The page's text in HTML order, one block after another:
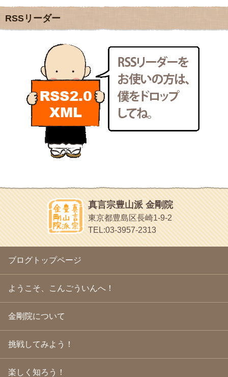
2011年10月(31)
2011年9月(24)
2011年8月(21)
2011年6月(13)
2011年5月
2011年4月
(17)
2011年3月(15)
2011年2月(22)
2011年1月(22)
2010年12月(21)
2010年11月
(14)
2010年9月(16)
(13)
2010年5月(22)
2010年4月(25)
2010年3月(22)
2010年2月
(23)
2010年1月(23)
2009年12月(18)
2009年10月(20)
2009年9月(20)
2009年8月 (18)
2009年7月
(21)
2009年6月(22)
2009年5月(20)
2009年2月(19)
2009年1月(25)
2008年12月 (22)
地域のライターさんです
小豆島 圓満寺
新聞屋の道具箱
新聞社で使われる用語の解説など
makotoさんの御符内巡礼記
東京の巡礼記です
POLYHEDON
いろいろなことが書いてあるよ
bunchan
あちこち行って！
目白鍼灸院
日本人の繊細な体質にあわせた、やさしく気持ちよい鍼灸治療で
ほうげん日記
放言じゃなくて和尚さんの名前だよ
面白いサイトみつけたよ。
ヘェ～という感じ
chocolab.Air♪DIALY
ラブラドールのワンちゃんがかわいいよ
RSSリーダー
真言宗豊山派 金剛院
東京都豊島区長崎1-9-2
TEL:03-3957-2313
ブログトップページ
ようこそ、こんごういんへ！
金剛院について
挑戦してみよう！
楽しく知ろう！